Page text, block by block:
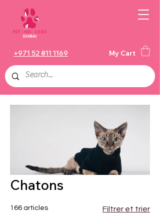
+971 52 811 1169 My Cart
Chatons
166 articles Filtrer et trier